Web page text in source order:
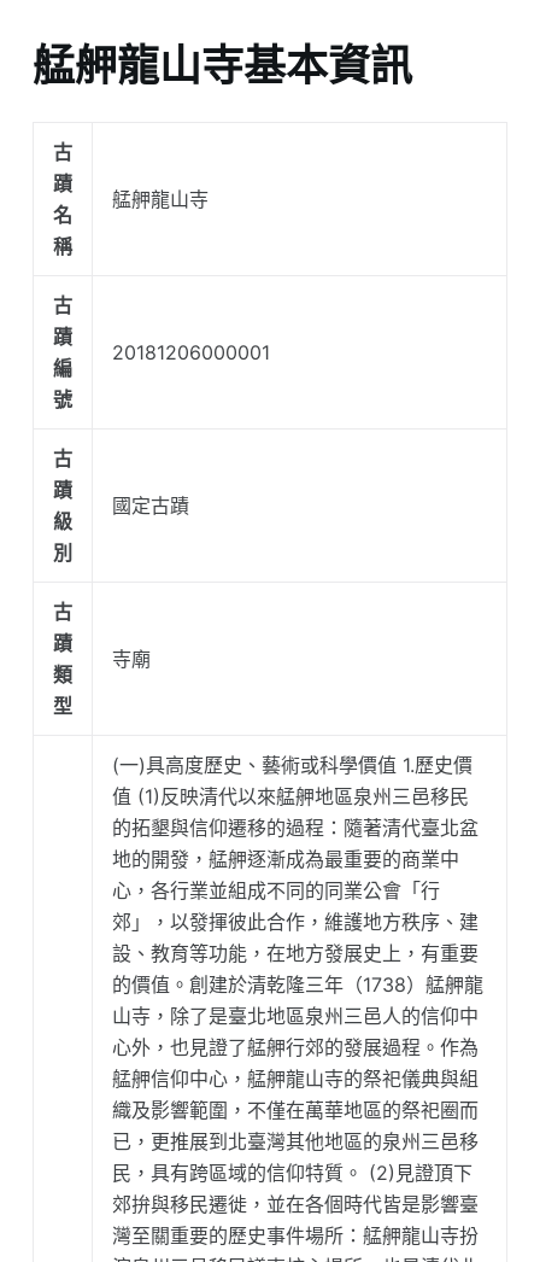
艋舺龍山寺基本資訊
古
蹟
名
稱
艋舺龍山寺
古
蹟
編
號
20181206000001
古
蹟
級
別
國定古蹟
古
蹟
類
型
寺廟
(一)具高度歷史、藝術或科學價值 1.歷史價
值 (1)反映清代以來艋舺地區泉州三邑移民
的拓墾與信仰遷移的過程：隨著清代臺北盆
地的開發，艋舺逐漸成為最重要的商業中
心，各行業並組成不同的同業公會「行
郊」，以發揮彼此合作，維護地方秩序、建
設、教育等功能，在地方發展史上，有重要
的價值。創建於清乾隆三年（1738）艋舺龍
山寺，除了是臺北地區泉州三邑人的信仰中
心外，也見證了艋舺行郊的發展過程。作為
艋舺信仰中心，艋舺龍山寺的祭祀儀典與組
織及影響範圍，不僅在萬華地區的祭祀圈而
已，更推展到北臺灣其他地區的泉州三邑移
民，具有跨區域的信仰特質。 (2)見證頂下
郊拚與移民遷徙，並在各個時代皆是影響臺
灣至關重要的歷史事件場所：艋舺龍山寺扮